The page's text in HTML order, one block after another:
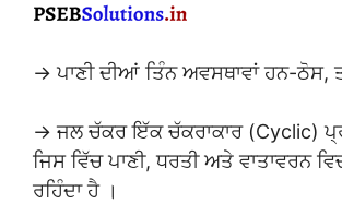
→ ਪਾਣੀ ਦੀਆਂ ਤਿੰਨ ਅਵਸਥਾਵਾਂ ਹਨ-ਠੋਸ,
→ ਜਲ ਚੱਕਰ ਇੱਕ ਚੱਕਰਾਕਾਰ (Cyclic)
ਜਿਸ ਵਿੱਚ ਪਾਣੀ, ਧਰਤੀ ਅਤੇ ਵਾਤਾਵਰਨ
ਰਹਿੰਦਾ ਹੈ ।